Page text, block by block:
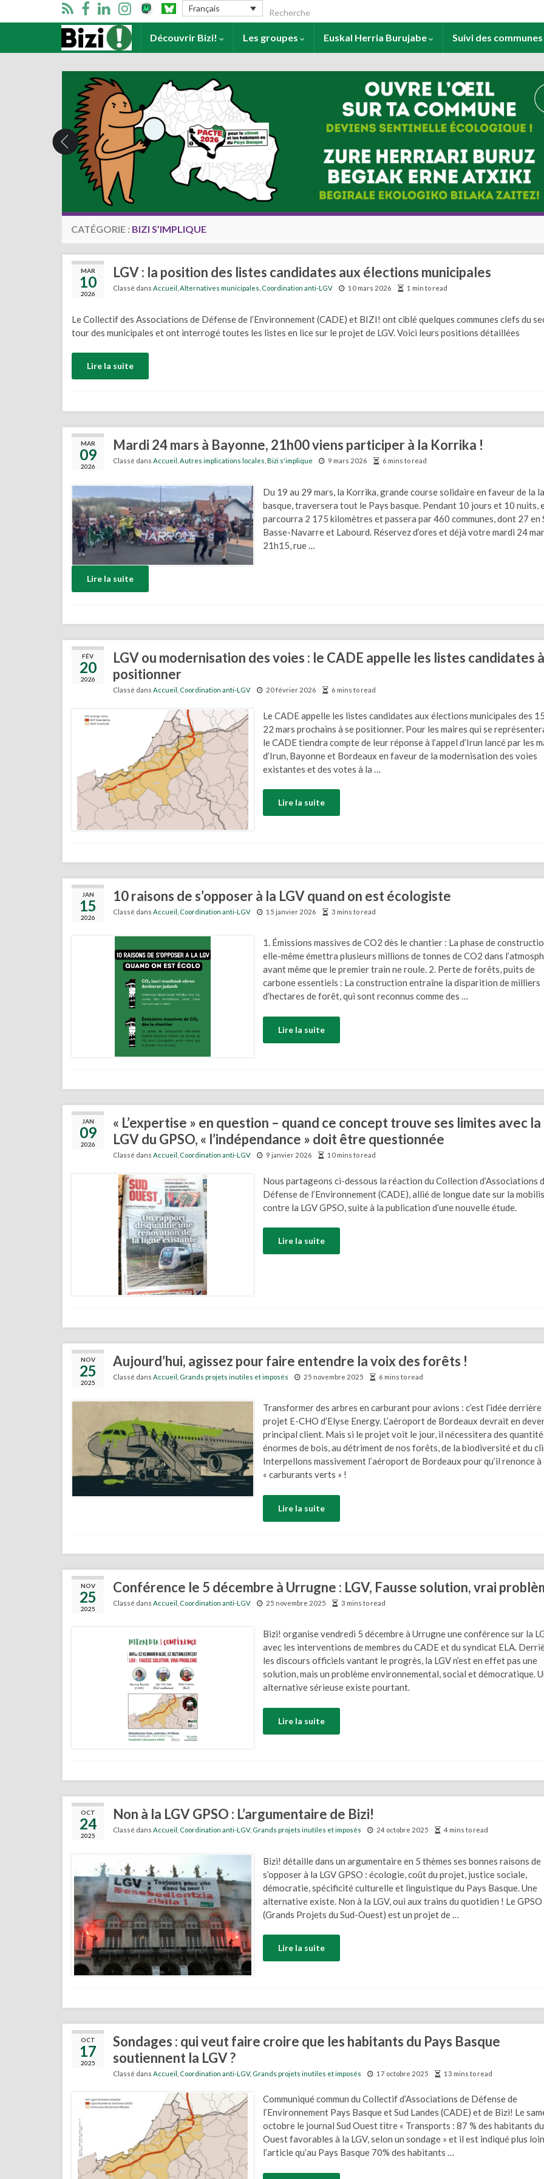
Français Search for:
Accueil Découvrir Bizi! Les groupes Euskal Herria Burujabe Suivi des communes
CATÉGORIE : BIZI S’IMPLIQUE
MAR
10
2026
LGV : la position des listes candidates aux élections municipales
Classé dans Accueil Alternatives municipales Coordination anti-LGV 10 mars 2026 1 min to read
Le Collectif des Associations de Défense de l’Environnement (CADE) et BIZI! ont ciblé quelques communes clefs du
tour des municipales et ont interrogé toutes les listes en lice sur le projet de LGV. Voici leurs positions détaillées
Lire la suite
MAR
09
2026
Mardi 24 mars à Bayonne, 21h00 viens participer à la Korrika !
Classé dans Accueil Autres implications locales Bizi s'implique 9 mars 2026 6 mins to read
Du 19 au 29 mars, la Korrika, grande course solidaire en faveur de la
basque, traversera tout le Pays basque. Pendant 10 jours et 10 nuits,
parcourra 2 175 kilomètres et passera par 460 communes, dont 27 en
Basse-Navarre et Labourd. Réservez d’ores et déjà votre mardi 24
21h15, rue …
Lire la suite
FÉV
20
2026
LGV ou modernisation des voies : le CADE appelle les listes candidates
positionner
Classé dans Accueil Coordination anti-LGV 20 février 2026 6 mins to read
Le CADE appelle les listes candidates aux élections municipales des
22 mars prochains à se positionner. Pour les maires qui se
le CADE tiendra compte de leur réponse à l’appel d’Irun lancé par les
d’Irun, Bayonne et Bordeaux en faveur de la modernisation des voies
existantes et des votes à la …
Lire la suite
JAN
15
2026
10 raisons de s’opposer à la LGV quand on est écologiste
Classé dans Accueil Coordination anti-LGV 15 janvier 2026 3 mins to read
1. Émissions massives de CO2 dès le chantier : La phase de
elle-même émettra plusieurs millions de tonnes de CO2 dans
avant même que le premier train ne roule. 2. Perte de forêts, puits de
carbone essentiels : La construction entraîne la disparition de milliers
d’hectares de forêt, qui sont reconnus comme des …
Lire la suite
JAN
09
2026
« L’expertise » en question – quand ce concept trouve ses limites avec la
LGV du GPSO, « l’indépendance » doit être questionnée
Classé dans Accueil Coordination anti-LGV 9 janvier 2026 10 mins to read
Nous partageons ci-dessous la réaction du Collection d’Associations
Défense de l’Environnement (CADE), allié de longue date sur la
contre la LGV GPSO, suite à la publication d’une nouvelle étude.
Lire la suite
NOV
25
2025
Aujourd’hui, agissez pour faire entendre la voix des forêts !
Classé dans Accueil Grands projets inutiles et imposés 25 novembre 2025 6 mins to read
Transformer des arbres en carburant pour avions : c’est l’idée derrière
projet E-CHO d’Elyse Energy. L’aéroport de Bordeaux devrait en
principal client. Mais si le projet voit le jour, il nécessitera des
énormes de bois, au détriment de nos forêts, de la biodiversité et du
Interpellons massivement l’aéroport de Bordeaux pour qu’il renonce à
« carburants verts » !
Lire la suite
NOV
25
2025
Conférence le 5 décembre à Urrugne : LGV, Fausse solution, vrai
Classé dans Accueil Coordination anti-LGV 25 novembre 2025 3 mins to read
Bizi! organise vendredi 5 décembre à Urrugne une conférence sur la
avec les interventions de membres du CADE et du syndicat ELA.
les discours officiels vantant le progrès, la LGV n’est en effet pas une
solution, mais un problème environnemental, social et démocratique.
alternative sérieuse existe pourtant.
Lire la suite
OCT
24
2025
Non à la LGV GPSO : L’argumentaire de Bizi!
Classé dans Accueil Coordination anti-LGV, Grands projets inutiles et imposés 24 octobre 2025 4 mins to read
Bizi! détaille dans un argumentaire en 5 thèmes ses bonnes raisons de
s’opposer à la LGV GPSO : écologie, coût du projet, justice sociale,
démocratie, spécificité culturelle et linguistique du Pays Basque. Une
alternative existe. Non à la LGV, oui aux trains du quotidien ! Le GPSO
(Grands Projets du Sud-Ouest) est un projet de …
Lire la suite
OCT
17
2025
Sondages : qui veut faire croire que les habitants du Pays Basque
soutiennent la LGV ?
Classé dans Accueil Coordination anti-LGV, Grands projets inutiles et imposés 17 octobre 2025 13 mins to read
Communiqué commun du Collectif d’Associations de Défense de
l’Environnement Pays Basque et Sud Landes (CADE) et de Bizi! Le
octobre le journal Sud Ouest titre « Transports : 87 % des habitants
Ouest favorables à la LGV, selon un sondage » et il est indiqué plus
l’article qu’au Pays Basque 70% des habitants …